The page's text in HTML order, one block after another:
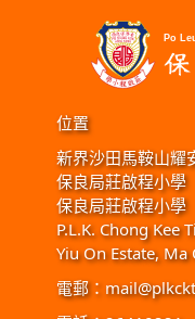
位置
新界沙田馬鞍山耀
保良局莊啟程小學
保良局莊啟程小學
P.L.K. Chong Kee
Yiu On Estate, Ma
電郵：